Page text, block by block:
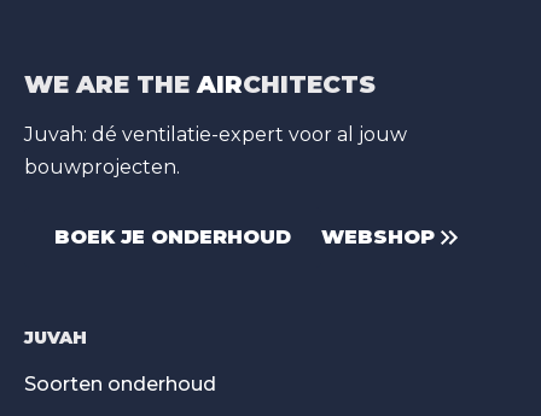
WE ARE THEAIRCHITECTS
Juvah: dé ventilatie-expert voor al jouw
bouwprojecten.
BOEK JE ONDERHOUD WEBSHOP
JUVAH
Soorten onderhoud